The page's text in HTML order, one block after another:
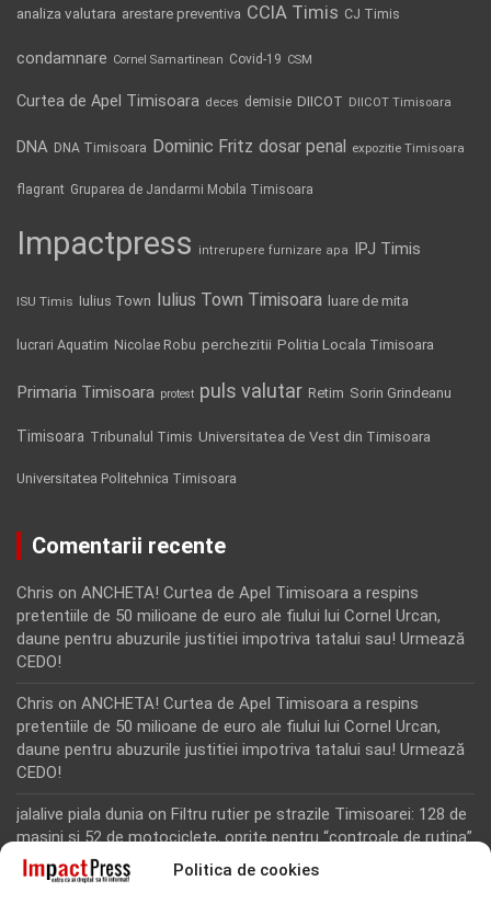
Politica de cookies
analiza valutara arestare preventiva CCIA Timis CJ Timis
condamnare Cornel Samartinean Covid-19 CSM
Curtea de Apel Timisoara deces demisie DIICOT DIICOT Timisoara
DNA DNA Timisoara Dominic Fritz dosar penal expozitie Timisoara
flagrant Gruparea de Jandarmi Mobila Timisoara
Impactpress intrerupere furnizare apa IPJ Timis
ISU Timis Iulius Town Iulius Town Timisoara luare de mita
lucrari Aquatim Nicolae Robu perchezitii Politia Locala Timisoara
Primaria Timisoara protest puls valutar Retim Sorin Grindeanu
Timisoara Tribunalul Timis Universitatea de Vest din Timisoara
Universitatea Politehnica Timisoara
Comentarii recente
Chris on ANCHETA! Curtea de Apel Timisoara a respins
pretentiile de 50 milioane de euro ale fiului lui Cornel Urcan,
daune pentru abuzurile justitiei impotriva tatalui sau! Urmează
CEDO!
Chris on ANCHETA! Curtea de Apel Timisoara a respins
pretentiile de 50 milioane de euro ale fiului lui Cornel Urcan,
daune pentru abuzurile justitiei impotriva tatalui sau! Urmează
CEDO!
jalalive piala dunia on Filtru rutier pe strazile Timisoarei: 128 de
masini si 52 de motociclete, oprite pentru “controale de rutina”
Rodion Camatoritul on Inca un martor din dosarul fraudei cu